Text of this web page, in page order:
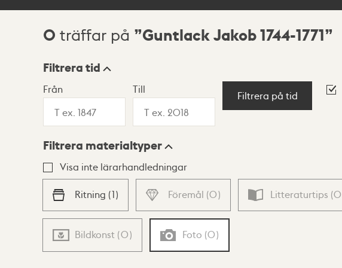
Sökresultat
0 träffar på Guntlack Jakob 1744-1771
Visningsläge
Lista Karta
Filtrera tid
Från Till
Filtrera på tid
Filtrera materialtyper
Visa inte lärarhandledningar
Ritning (1) Föremål (0) Litteraturtips (0
Bildkonst (0) Foto (0)